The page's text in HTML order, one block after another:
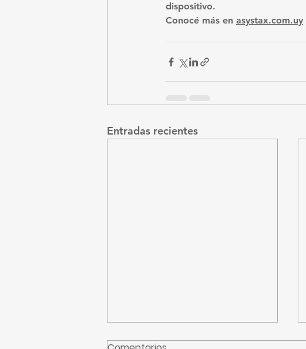
dispositivo.
Conocé más en asystax.com.uy
Entradas recientes